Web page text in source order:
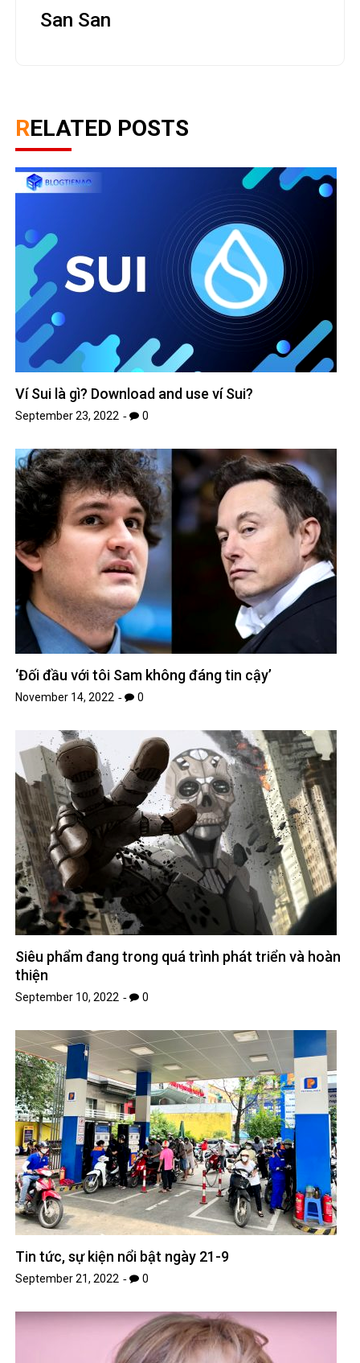
San San
RELATED POSTS
Ví Sui là gì? Download and use ví Sui?
September 23, 2022 0
‘Đối đầu với tôi Sam không đáng tin cậy’
November 14, 2022 0
Siêu phẩm đang trong quá trình phát triển và hoàn
thiện
September 10, 2022 0
Tin tức, sự kiện nổi bật ngày 21-9
September 21, 2022 0